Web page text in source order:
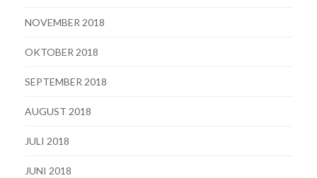
NOVEMBER 2018
OKTOBER 2018
SEPTEMBER 2018
AUGUST 2018
JULI 2018
JUNI 2018